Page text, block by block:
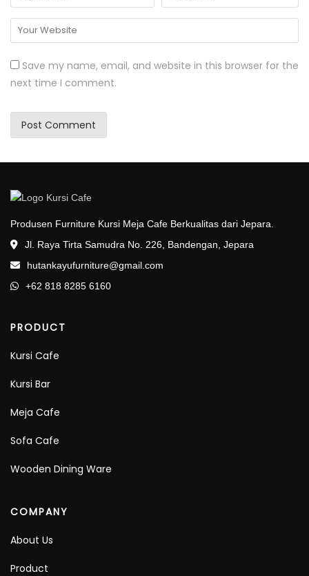
Save my name, email, and website in this browser for the
next time I comment.
Produsen Furniture Kursi Meja Cafe Berkualitas dari Jepara.
Jl. Raya Tirta Samudra No. 226, Bandengan, Jepara
hutankayufurniture@gmail.com
+62 818 8285 6160
PRODUCT
Kursi Cafe
Kursi Bar
Meja Cafe
Sofa Cafe
Wooden Dining Ware
COMPANY
About Us
Product